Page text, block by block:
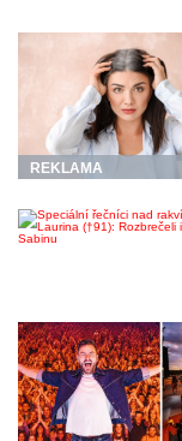
REKLAMA